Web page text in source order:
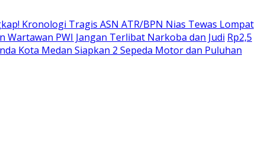
Kronologi Tragis ASN ATR/BPN Nias Tewas Lompat
Wartawan PWI Jangan Terlibat Narkoba dan Judi Rp2,5
Kota Medan Siapkan 2 Sepeda Motor dan Puluhan